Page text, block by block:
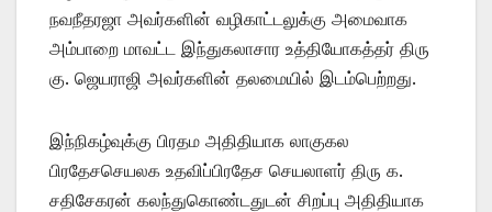
நவநீதரஜா அவர்களின் வழிகாட்டலுக்கு அமைவாக
அம்பாறை மாவட்ட இந்துகலாசார உத்தியோகத்தர் திரு
கு. ஜெயராஜி அவர்களின் தலமையில் இடம்பெற்றது.
இந்நிகழ்வுக்கு பிரதம அதிதியாக லாகுகல
பிரதேசசெயலக உதவிப்பிரதேச செயலாளர் திரு க.
சதிசேகரன் கலந்துகொண்டதுடன் சிறப்பு அதிதியாக